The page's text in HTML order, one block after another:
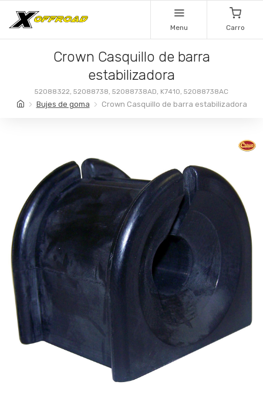
Menu Carro
Crown Casquillo de barra
estabilizadora
52088322, 52088738, 52088738AD, K7410, 52088738AC
Bujes de goma Crown Casquillo de barra estabilizadora